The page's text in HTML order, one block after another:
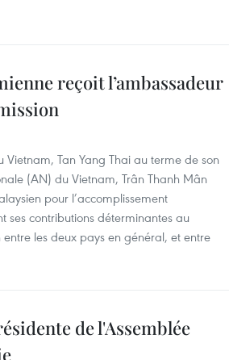
reçoit l’ambassadeur
Tan Yang Thai au terme de son
(AN) du Vietnam, Trân Thanh Mân
pour l’accomplissement
ses contributions déterminantes au
les deux pays en général, et entre
de l'Assemblée